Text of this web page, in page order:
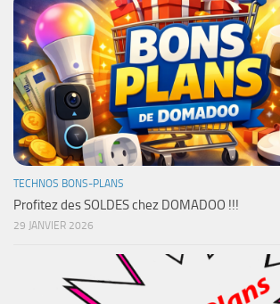
TECHNOS BONS-PLANS
Profitez des SOLDES chez DOMADOO !!!
29 JANVIER 2026